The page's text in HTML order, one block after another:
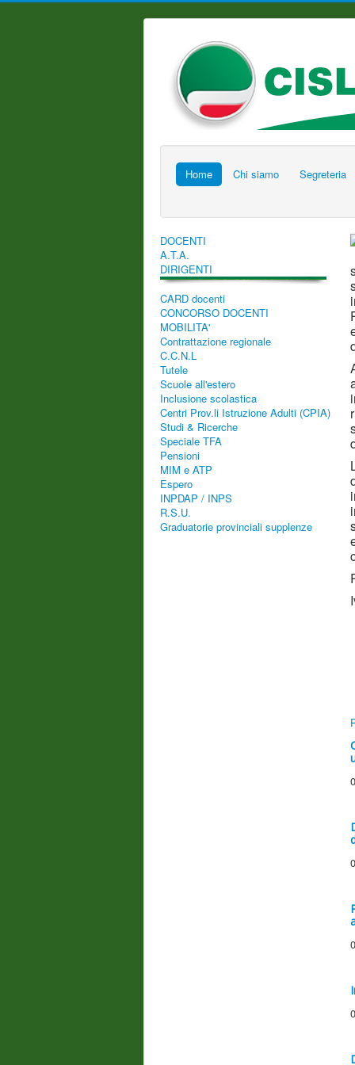
Home Chi siamo Segreteria
DOCENTI
A.T.A.
DIRIGENTI
CARD docenti
CONCORSO DOCENTI
MOBILITA'
Contrattazione regionale
C.C.N.L
Tutele
Scuole all'estero
Inclusione scolastica
Centri Prov.li Istruzione Adulti (CPIA)
Studi & Ricerche
Speciale TFA
Pensioni
MIM e ATP
Espero
INPDAP / INPS
R.S.U.
Graduatorie provinciali supplenze